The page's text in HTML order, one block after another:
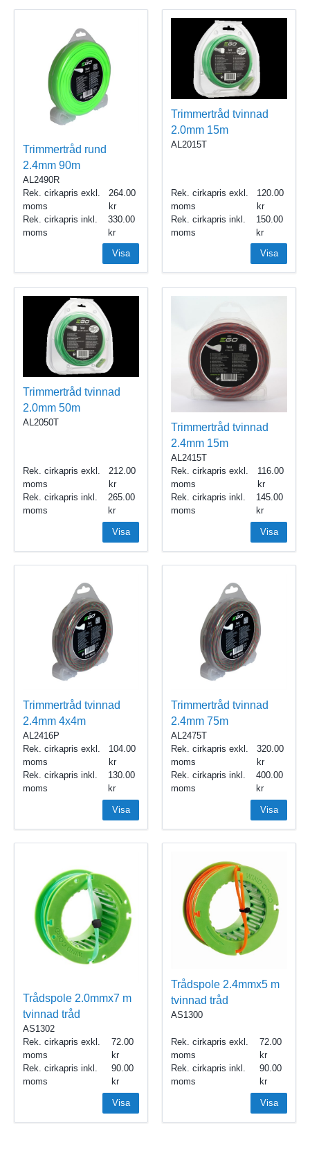
Trimmertråd rund
2.4mm 90m
AL2490R
Rek. cirkapris exkl.
moms
264.00
Rek. cirkapris inkl.
moms
330.00
Visa
Trimmertråd tvinnad
2.0mm 15m
AL2015T
Rek. cirkapris exkl.
moms
120.00
Rek. cirkapris inkl.
moms
150.00
Visa
Trimmertråd tvinnad
2.0mm 50m
AL2050T
Rek. cirkapris exkl.
moms
212.00
Rek. cirkapris inkl.
moms
265.00
Visa
Trimmertråd tvinnad
2.4mm 15m
AL2415T
Rek. cirkapris exkl.
moms
116.00
Rek. cirkapris inkl.
moms
145.00
Visa
Trimmertråd tvinnad
2.4mm 4x4m
AL2416P
Rek. cirkapris exkl.
moms
104.00
Rek. cirkapris inkl.
moms
130.00
Visa
Trimmertråd tvinnad
2.4mm 75m
AL2475T
Rek. cirkapris exkl.
moms
320.00
Rek. cirkapris inkl.
moms
400.00
Visa
Trådspole 2.0mmx7 m
tvinnad tråd
AS1302
Rek. cirkapris exkl.
moms
72.00
Rek. cirkapris inkl.
moms
90.00
Visa
Trådspole 2.4mmx5 m
tvinnad tråd
AS1300
Rek. cirkapris exkl.
moms
72.00
Rek. cirkapris inkl.
moms
90.00
Visa